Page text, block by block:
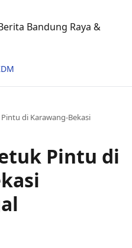
Bandung Raya &
di Karawang-Bekasi
Pintu di